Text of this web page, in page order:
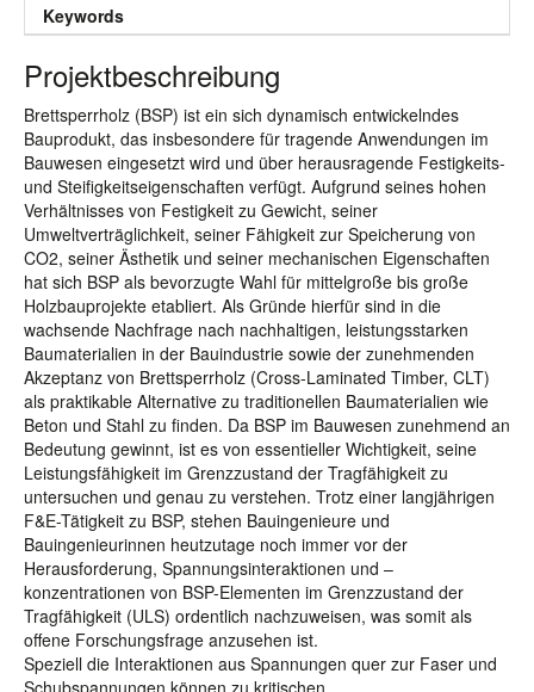
Keywords
Projektbeschreibung
Brettsperrholz (BSP) ist ein sich dynamisch entwickelndes
Bauprodukt, das insbesondere für tragende Anwendungen im
Bauwesen eingesetzt wird und über herausragende Festigkeits-
und Steifigkeitseigenschaften verfügt. Aufgrund seines hohen
Verhältnisses von Festigkeit zu Gewicht, seiner
Umweltverträglichkeit, seiner Fähigkeit zur Speicherung von
CO2, seiner Ästhetik und seiner mechanischen Eigenschaften
hat sich BSP als bevorzugte Wahl für mittelgroße bis große
Holzbauprojekte etabliert. Als Gründe hierfür sind in die
wachsende Nachfrage nach nachhaltigen, leistungsstarken
Baumaterialien in der Bauindustrie sowie der zunehmenden
Akzeptanz von Brettsperrholz (Cross-Laminated Timber, CLT)
als praktikable Alternative zu traditionellen Baumaterialien wie
Beton und Stahl zu finden. Da BSP im Bauwesen zunehmend an
Bedeutung gewinnt, ist es von essentieller Wichtigkeit, seine
Leistungsfähigkeit im Grenzzustand der Tragfähigkeit zu
untersuchen und genau zu verstehen. Trotz einer langjährigen
F&E-Tätigkeit zu BSP, stehen Bauingenieure und
Bauingenieurinnen heutzutage noch immer vor der
Herausforderung, Spannungsinteraktionen und –
konzentrationen von BSP-Elementen im Grenzzustand der
Tragfähigkeit (ULS) ordentlich nachzuweisen, was somit als
offene Forschungsfrage anzusehen ist.
Speziell die Interaktionen aus Spannungen quer zur Faser und
Schubspannungen können zu kritischen